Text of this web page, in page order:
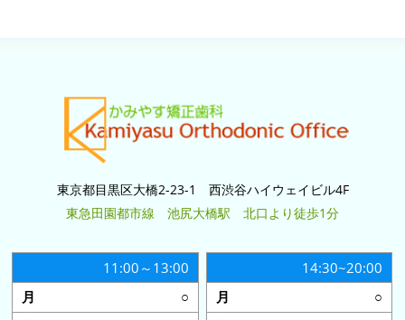
東京都目黒区大橋2-23-1 西渋谷ハイウェイビル4F
東急田園都市線 池尻大橋駅 北口より徒歩1分
11:00～13:00
○
14:30~20:00
○